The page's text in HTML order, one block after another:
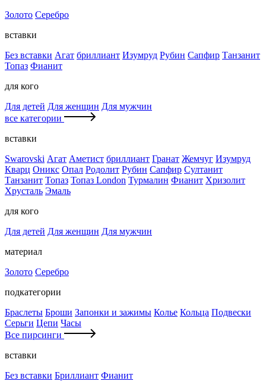
Золото Серебро
вставки
Без вставки Агат бриллиант Изумруд Рубин Сапфир Танзанит
Топаз Фианит
для кого
Для детей Для женщин Для мужчин
все категории
вставки
Swarovski Агат Аметист бриллиант Гранат Жемчуг Изумруд
Кварц Оникс Опал Родолит Рубин Сапфир Султанит
Танзанит Топаз Топаз London Турмалин Фианит Хризолит
Хрусталь Эмаль
для кого
Для детей Для женщин Для мужчин
материал
Золото Серебро
подкатегории
Браслеты Броши Запонки и зажимы Колье Кольца Подвески
Серьги Цепи Часы
Все пирсинги
вставки
Без вставки Бриллиант Фианит